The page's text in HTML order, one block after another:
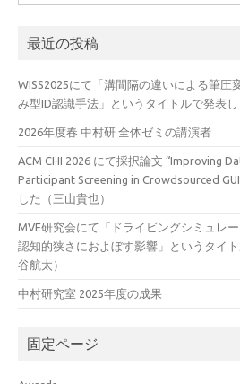
索:
最近の投稿
WISS2025にて「溝間隔の違いによる筆圧
み型ID認識手法」というタイトルで発表し
2026年度春 中村研 全体ゼミの講演者
ACM CHI 2026 にて採択論文 “Improving
Participant Screening in Crowdsourced
した（三山貴也）
MVE研究会にて「ドライビングシミュレ
認知的狭さにおよぼす影響」というタイ
谷航太）
中村研究室 2025年度の成果
固定ページ